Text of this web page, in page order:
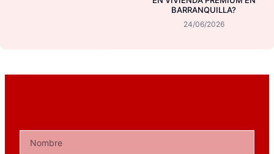
BARRANQUILLA?
24/06/2026